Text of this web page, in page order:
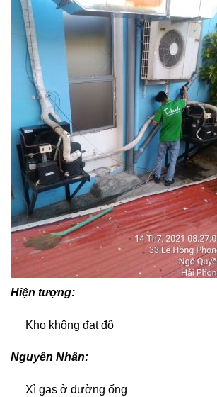
Hiện tượng:
Kho không đạt độ
Nguyên Nhân:
Xì gas ở đường ống